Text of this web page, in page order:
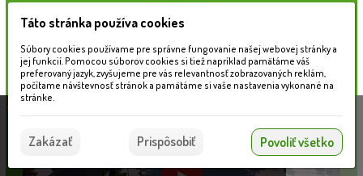
Naše záhradné centrum
Táto stránka používa súbory cookies, ktoré nám
pomáhajú poskytovať služby. Používaním našich
služieb vyjadrujete súhlas s používaním súborov
Súhlasím
Táto stránka používa cookies
Súbory cookies používame pre správne fungovanie našej webovej stránky a
jej funkcií. Pomocou súborov cookies si tiež napríklad pamätáme váš
preferovaný jazyk, zvyšujeme pre vás relevantnosť zobrazovaných reklám,
počítame návštevnosť stránok a pamätáme si vaše nastavenia vykonané na
stránke.
Zakázať Prispôsobiť Povoliť všetko